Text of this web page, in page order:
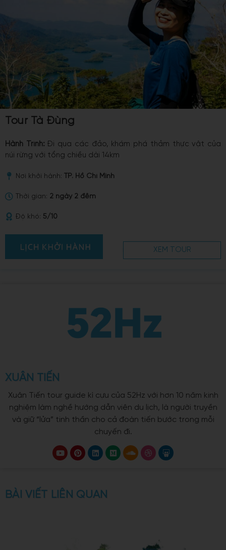
Tour Tà Đùng
Hành Trình: Đi qua các đảo, khám phá thảm thực vật của
núi rừng với tổng chiều dài 14km
Nơi khởi hành: TP. Hồ Chí Minh
Thời gian: 2 ngày 2 đêm
Độ khó: 5/10
XEM TOUR
XUÂN TIẾN
Xuân Tiến tour guide kì cựu của 52Hz với hơn 10 năm kinh
nghiệm làm nghề hướng dẫn viên du lịch, là người truyền
và giữ “lửa” tinh thần cho cả đoàn tiến bước trong mỗi
chuyến đi.
BÀI VIẾT LIÊN QUAN